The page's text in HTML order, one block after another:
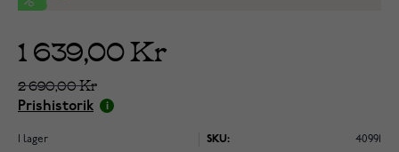
1 639,00 Kr
2 690,00 Kr
Prishistorik
I lager SKU: 40991